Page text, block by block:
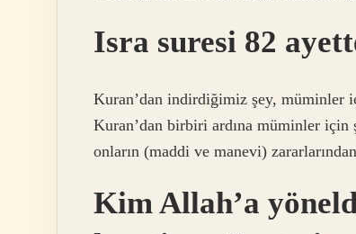
Isra suresi 82
Kuran’dan indirdiğimiz şey, müminler
Kuran’dan birbiri ardına müminler
onların (maddi ve manevi)
Kim Allah’a